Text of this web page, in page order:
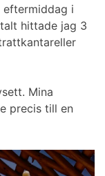
eftermiddag i
hittade jag 3
Mina
precis till en